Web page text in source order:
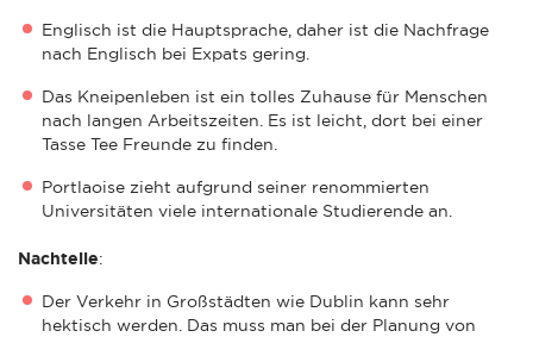
Englisch ist die Hauptsprache, daher ist die Nachfrage
nach Englisch bei Expats gering.
Das Kneipenleben ist ein tolles Zuhause für Menschen
nach langen Arbeitszeiten. Es ist leicht, dort bei einer
Tasse Tee Freunde zu finden.
Portlaoise zieht aufgrund seiner renommierten
Universitäten viele internationale Studierende an.
Nachteile:
Der Verkehr in Großstädten wie Dublin kann sehr
hektisch werden. Das muss man bei der Planung von